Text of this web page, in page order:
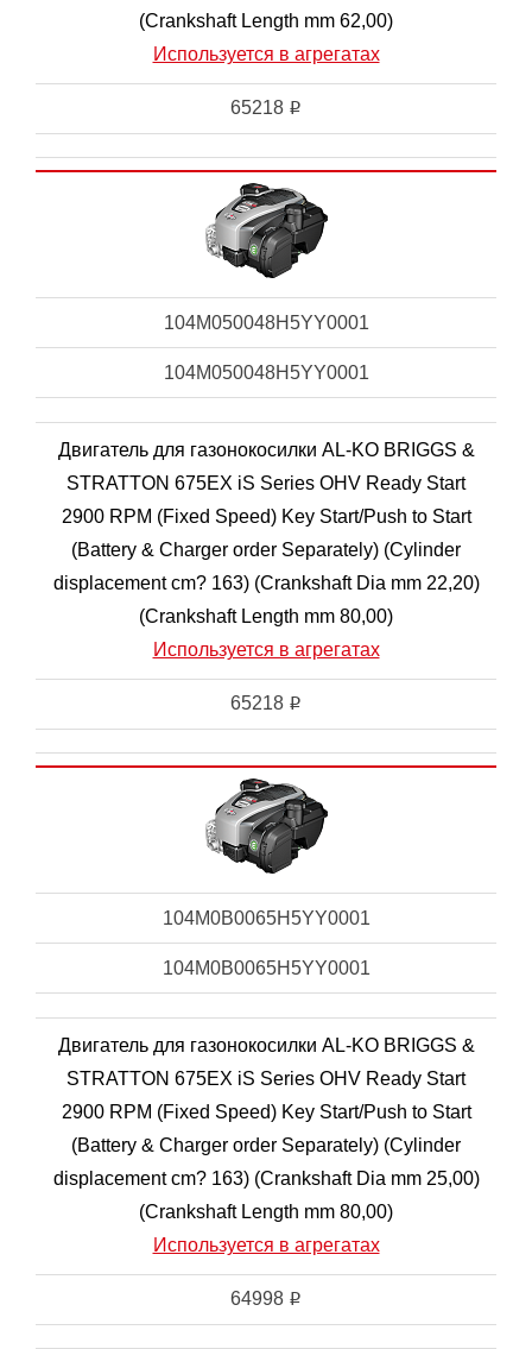
(Crankshaft Length mm 62,00)
Используется в агрегатах
65218 i
104M050048H5YY0001
104M050048H5YY0001
Двигатель для газонокосилки AL-KO BRIGGS &
STRATTON 675EX iS Series OHV Ready Start
2900 RPM (Fixed Speed) Key Start/Push to Start
(Battery & Charger order Separately) (Cylinder
displacement cm? 163) (Crankshaft Dia mm 22,20)
(Crankshaft Length mm 80,00)
Используется в агрегатах
65218 i
104M0B0065H5YY0001
104M0B0065H5YY0001
Двигатель для газонокосилки AL-KO BRIGGS &
STRATTON 675EX iS Series OHV Ready Start
2900 RPM (Fixed Speed) Key Start/Push to Start
(Battery & Charger order Separately) (Cylinder
displacement cm? 163) (Crankshaft Dia mm 25,00)
(Crankshaft Length mm 80,00)
Используется в агрегатах
64998 i